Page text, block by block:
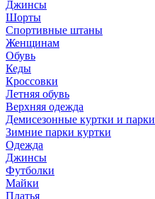
Джинсы
Шорты
Спортивные штаны
Женщинам
Обувь
Кеды
Кроссовки
Летняя обувь
Верхняя одежда
Демисезонные куртки и парки
Зимние парки куртки
Одежда
Джинсы
Футболки
Майки
Платья